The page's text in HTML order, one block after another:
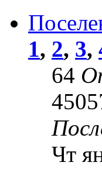
1, 2, 3,
64
Чт